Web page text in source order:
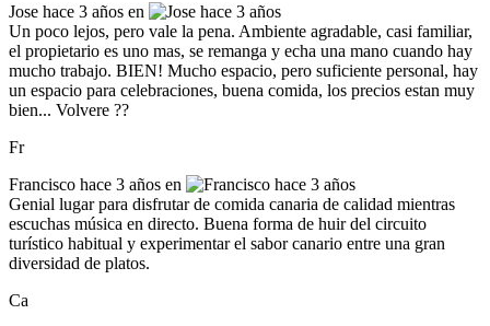
Jose hace 3 años en
Un poco lejos, pero vale la pena. Ambiente agradable, casi familiar,
el propietario es uno mas, se remanga y echa una mano cuando hay
mucho trabajo. BIEN! Mucho espacio, pero suficiente personal, hay
un espacio para celebraciones, buena comida, los precios estan muy
bien... Volvere ??
Fr
Francisco hace 3 años en
Genial lugar para disfrutar de comida canaria de calidad mientras
escuchas música en directo. Buena forma de huir del circuito
turístico habitual y experimentar el sabor canario entre una gran
diversidad de platos.
Ca